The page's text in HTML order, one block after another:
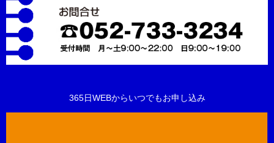
365日WEBからいつでもお申し込み